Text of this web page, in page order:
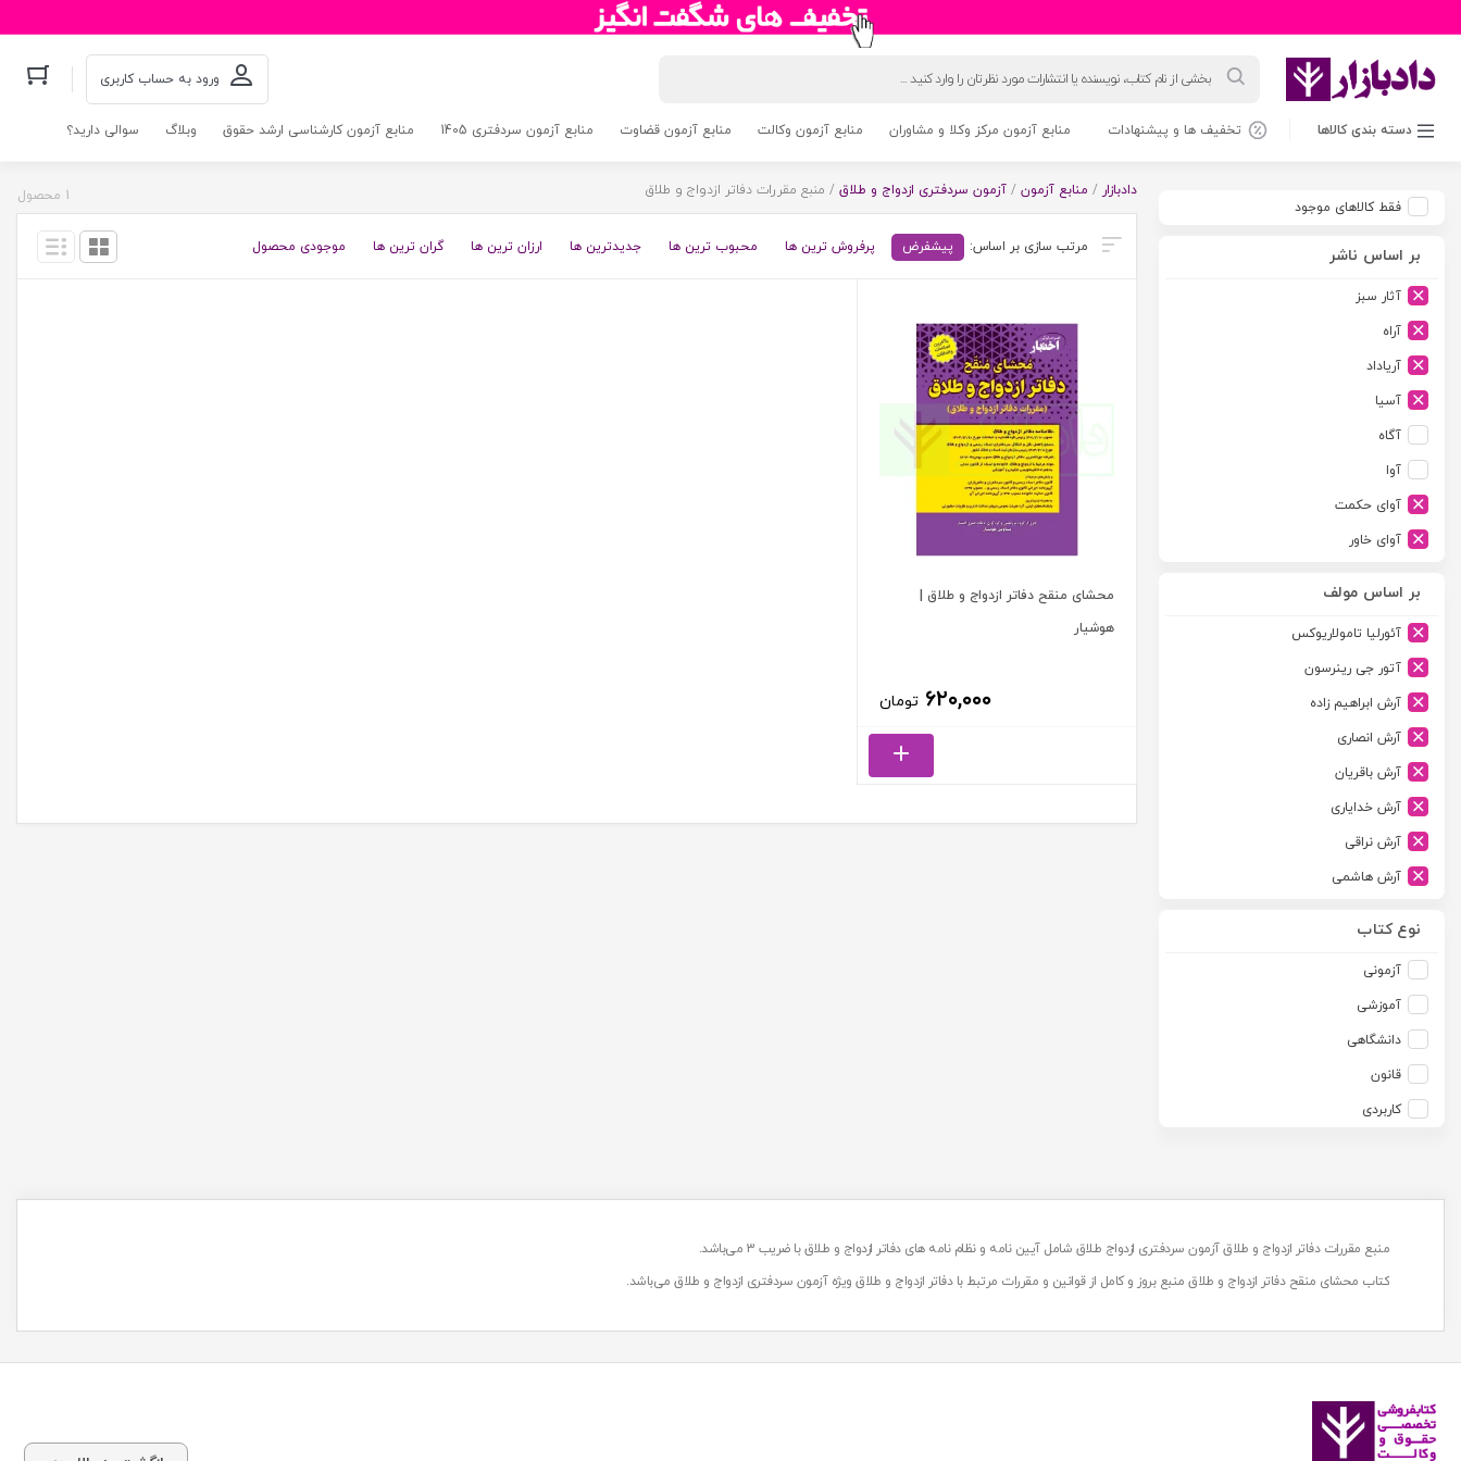
محصولات ورود به حساب کاربری
دسته بندی کالاها تخفیف ها و پیشنهادات منابع آزمون مرکز وکلا و مشاوران منابع آزمون وکالت منابع آزمون قضاوت منابع آزمون سردفتری 1405 منابع آزمون کارشناسی ارشد حقوق وبلاگ سوالی دارید؟
فقط کالاهای موجود
بر اساس ناشر
آثار سبز
آراه
آریاداد
آسیا
آگاه
آوا
آوای حکمت
آوای خاور
آیدین
ارجمند
ارسطو
ارشد
اسلامیه
اشکان
اطلاعات
امجد
امید انقلاب
اندیشه های حقوقی
پریکا
پژواک عدالت
بر اساس مولف
آئورلیا تامولاریوکس
آتور جی رینرسون
آرش ابراهیم زاده
آرش انصاری
آرش باقریان
آرش خدایاری
آرش نراقی
آرش هاشمی
آزاده صادقی
آزیتا قربانی رحیم
آلبرت ون دایسی
آلن ردفرن
آمنه باخدا
آندره لگراند
آندریاس کاکینیس
آنگوس نرس
آیت الله العظمی سید ابوالقاسم خوئی
نوع کتاب
آزمونی
آموزشی
دانشگاهی
قانون
کاربردی
دادبازار / منابع آزمون/ آزمون سردفتری ازدواج و طلاق/ منبع مقررات دفاتر ازدواج و طلاق 1 محصول
پیشفرض پرفروش ترین ها محبوب ترین ها جدیدترین ها ارزان ترین ها گران ترین ها موجودی محصول
محشای منقح دفاتر ازدواج و طلاق |
هوشیار
۶۲۰,۰۰۰ تومان
منبع مقررات دفاتر ازدواج و طلاق آزمون سردفتری ازدواج طلاق شامل آیین نامه و نظام نامه های دفاتر ازدواج و طلاق با ضریب 3 می‌باشد.
کتاب محشای منقح دفاتر ازدواج و طلاق منبع بروز و کامل از قوانین و مقررات مرتبط با دفاتر ازدواج و طلاق ویژه آزمون سردفتری ازدواج و طلاق می‌باشد.